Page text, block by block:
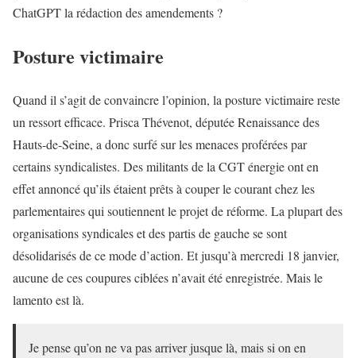
ChatGPT la rédaction des amendements ?
Posture victimaire
Quand il s’agit de convaincre l’opinion, la posture victimaire reste
un ressort efficace. Prisca Thévenot, députée Renaissance des
Hauts-de-Seine, a donc surfé sur les menaces proférées par
certains syndicalistes. Des militants de la CGT énergie ont en
effet annoncé qu’ils étaient prêts à couper le courant chez les
parlementaires qui soutiennent le projet de réforme. La plupart des
organisations syndicales et des partis de gauche se sont
désolidarisés de ce mode d’action. Et jusqu’à mercredi 18 janvier,
aucune de ces coupures ciblées n’avait été enregistrée. Mais le
lamento est là.
Je pense qu’on ne va pas arriver jusque là, mais si on en